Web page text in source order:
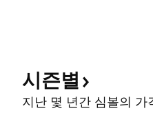
시즌별
지난 몇 년간 심볼의 가